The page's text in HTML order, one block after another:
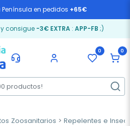
Península en pedidos +65€
y consigue -3€ EXTRA: APP-FB ;)
0 0
Zoosanitarios Repelentes e